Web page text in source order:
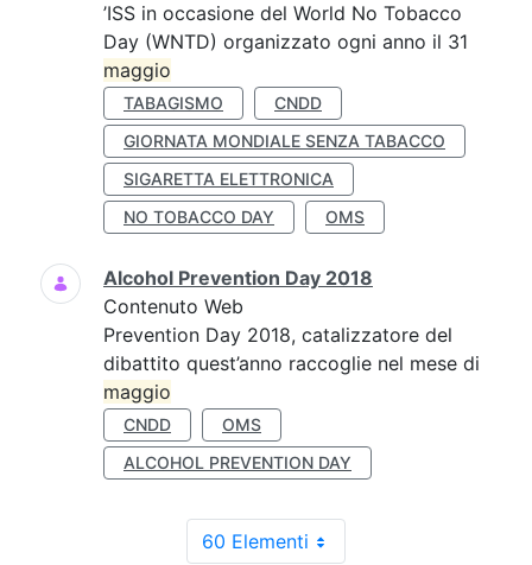
’ISS in occasione del World No Tobacco
Day (WNTD) organizzato ogni anno il 31
maggio
TABAGISMO
CNDD
GIORNATA MONDIALE SENZA TABACCO
SIGARETTA ELETTRONICA
NO TOBACCO DAY
OMS
Alcohol Prevention Day 2018
Contenuto Web
Prevention Day 2018, catalizzatore del
dibattito quest’anno raccoglie nel mese di
maggio
CNDD
OMS
ALCOHOL PREVENTION DAY
60 Elementi